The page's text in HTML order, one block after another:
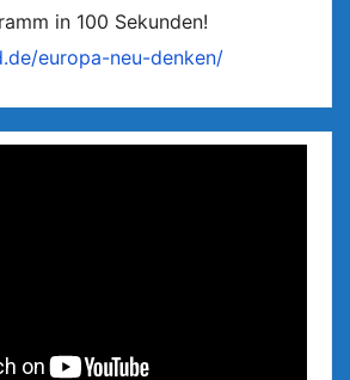
in 100 Sekunden!
europa-neu-denken/